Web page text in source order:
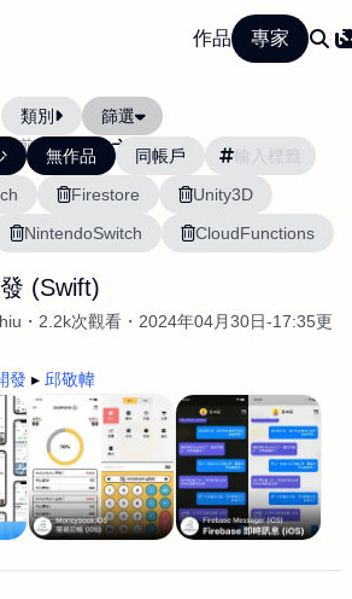
作品 專家
類別 篩選
當前排序: 最新 最舊
無作品
同帳戶
Firestore
Unity3D
NintendoSwitch CloudFunctions
(Swift)
2.2k次觀看
2024年04月30日-17:35更
發 邱敬幃